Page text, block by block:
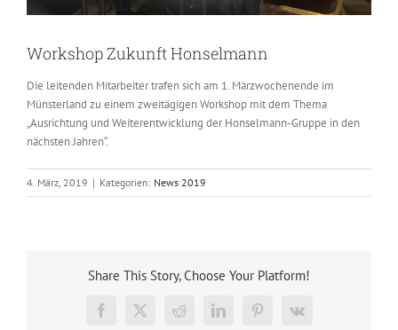
Workshop Zukunft Honselmann
Die leitenden Mitarbeiter trafen sich am 1. Märzwochenende im
Münsterland zu einem zweitägigen Workshop mit dem Thema
„Ausrichtung und Weiterentwicklung der Honselmann-Gruppe in den
nächsten Jahren“.
4. März, 2019 | Kategorien: News 2019
Share This Story, Choose Your Platform!
Facebook
X RedditLinkedInPinterest
Vk